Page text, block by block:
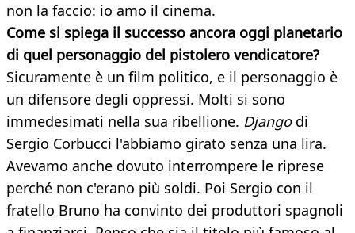
non la faccio: io amo il cinema.
Come si spiega il successo ancora oggi planetario
di quel personaggio del pistolero vendicatore?
Sicuramente è un film politico, e il personaggio è
un difensore degli oppressi. Molti si sono
immedesimati nella sua ribellione. Django di
Sergio Corbucci l'abbiamo girato senza una lira.
Avevamo anche dovuto interrompere le riprese
perché non c'erano più soldi. Poi Sergio con il
fratello Bruno ha convinto dei produttori spagnoli